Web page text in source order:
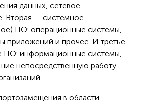
данных, сетевое
Вторая — системное
ПО: операционные системы,
приложений и прочее. И третье
ПО: информационные системы,
непосредственную работу
в области